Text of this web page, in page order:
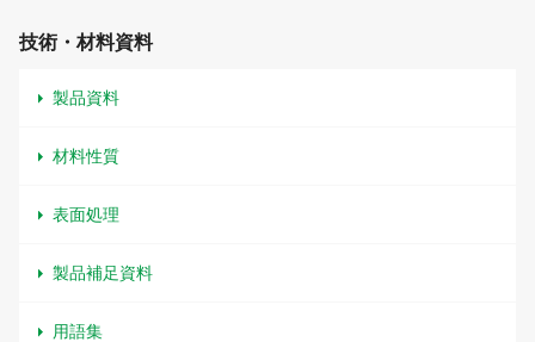
技術・材料資料
製品資料
材料性質
表面処理
製品補足資料
用語集